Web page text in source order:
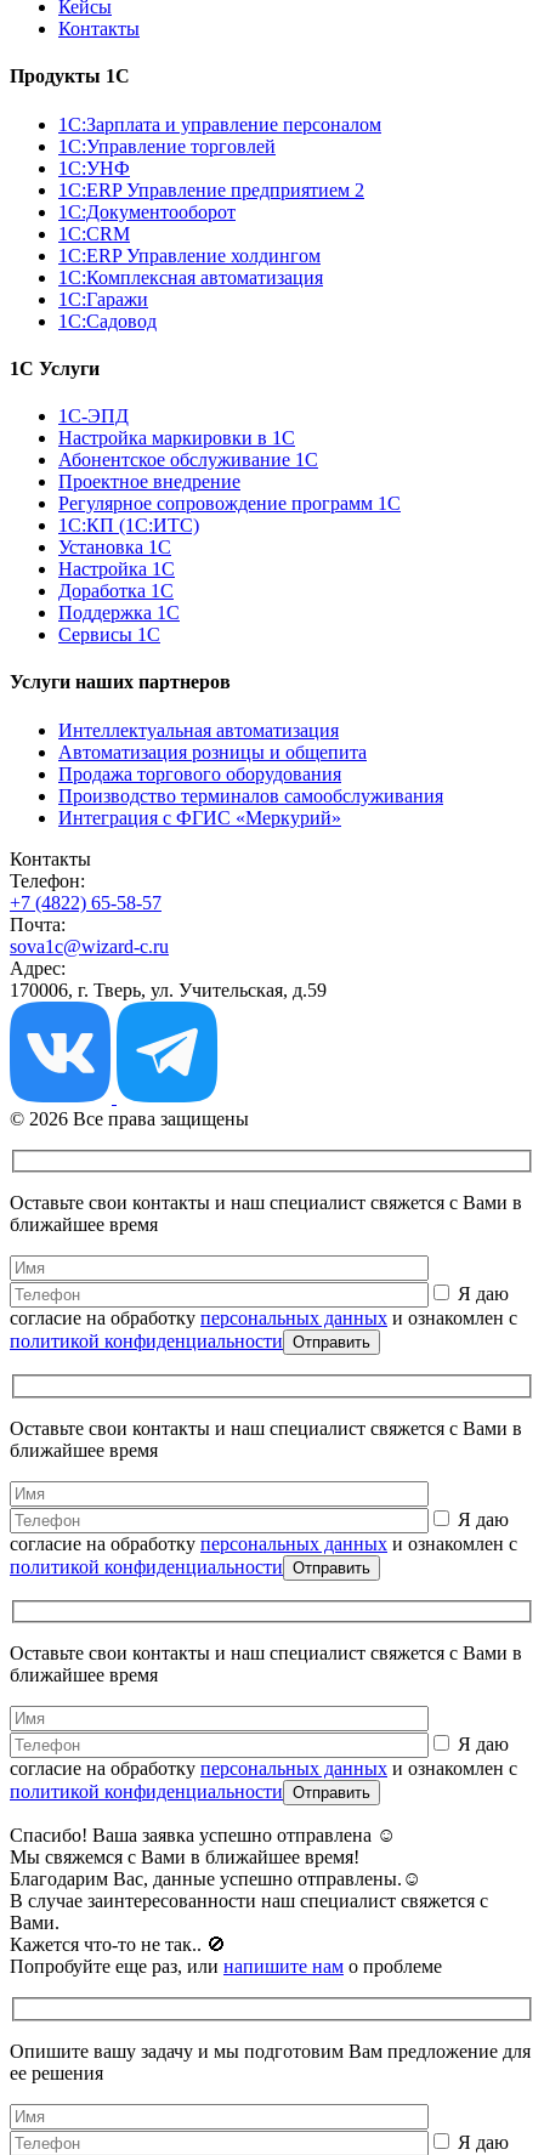
Кейсы
Контакты
Продукты 1С
1С:Зарплата и управление персоналом
1С:Управление торговлей
1С:УНФ
1С:ERP Управление предприятием 2
1С:Документооборот
1С:CRM
1С:ERP Управление холдингом
1С:Комплексная автоматизация
1С:Гаражи
1С:Садовод
1С Услуги
1С-ЭПД
Настройка маркировки в 1С
Абонентское обслуживание 1С
Проектное внедрение
Регулярное сопровождение программ 1С
1С:КП (1С:ИТС)
Установка 1С
Настройка 1С
Доработка 1С
Поддержка 1С
Сервисы 1С
Услуги наших партнеров
Интеллектуальная автоматизация
Автоматизация розницы и общепита
Продажа торгового оборудования
Производство терминалов самообслуживания
Интеграция с ФГИС «Меркурий»
Контакты
Телефон:
+7 (4822) 65-58-57
Почта:
sova1c@wizard-c.ru
Адрес:
170006, г. Тверь, ул. Учительская, д.59
© 2026 Все права защищены
Оставьте свои контакты и наш специалист свяжется с Вами в
ближайшее время
Я даю
согласие на обработку персональных данных и ознакомлен с
политикой конфиденциальности
Оставьте свои контакты и наш специалист свяжется с Вами в
ближайшее время
Я даю
согласие на обработку персональных данных и ознакомлен с
политикой конфиденциальности
Оставьте свои контакты и наш специалист свяжется с Вами в
ближайшее время
Я даю
согласие на обработку персональных данных и ознакомлен с
политикой конфиденциальности
Спасибо! Ваша заявка успешно отправлена ☺️
Мы свяжемся с Вами в ближайшее время!
Благодарим Вас, данные успешно отправлены.☺️
В случае заинтересованности наш специалист свяжется с
Вами.
Кажется что-то не так.. 🚫️
Попробуйте еще раз, или напишите нам о проблеме
Опишите вашу задачу и мы подготовим Вам предложение для
ее решения
Я даю